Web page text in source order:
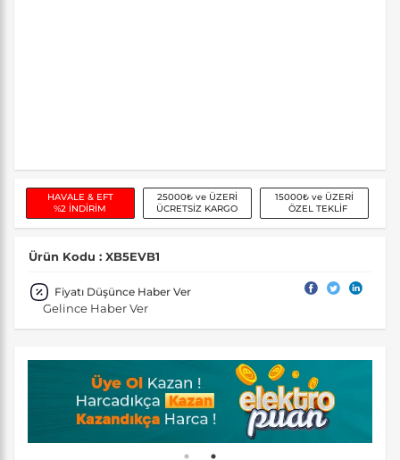
HAVALE & EFT
%2 İNDİRİM
25000₺ ve ÜZERİ
ÜCRETSİZ KARGO
15000₺ ve ÜZERİ
ÖZEL TEKLİF
Ürün Kodu : XB5EVB1
Fiyatı Düşünce Haber Ver
Gelince Haber Ver